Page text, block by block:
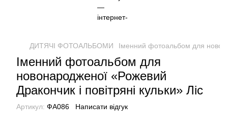
ДИТЯЧІ ФОТОАЛЬБОМИ Іменний фотоальбом для
Іменний фотоальбом для
новонародженої «Рожевий
Дракончик і повітряні кульки» Ліс
Артикул: ФА086 Написати відгук